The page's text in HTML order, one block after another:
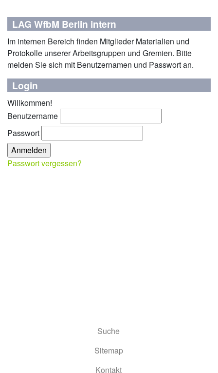
LAG WfbM Berlin intern
Im internen Bereich finden Mitglieder Materialien und
Protokolle unserer Arbeitsgruppen und Gremien. Bitte
melden Sie sich mit Benutzernamen und Passwort an.
Login
Willkommen!
Benutzername
Passwort
Passwort vergessen?
Suche
Sitemap
Kontakt